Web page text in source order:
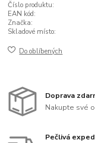
Číslo produktu:
EAN kód:
Značka:
Skladové místo:
Do oblíbených
Doprava
Nakupte své
Pečlivá